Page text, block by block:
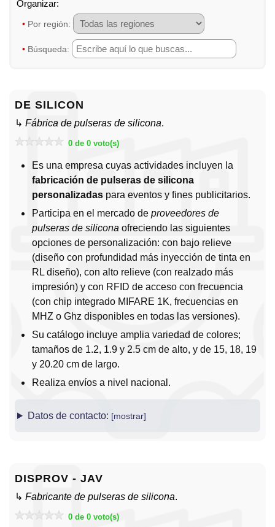
• Por región:
• Búsqueda:
DE SILICON
↳ Fábrica de pulseras de silicona.
0 de 0 voto(s)
Es una empresa cuyas actividades incluyen la
fabricación de pulseras de silicona
personalizadas para eventos y fines publicitarios.
Participa en el mercado de proveedores de
pulseras de silicona ofreciendo las siguientes
opciones de personalización: con bajo relieve
(diseño con profundidad más inyección de tinta en
RL diseño), con alto relieve (con realzado más
impresión) y con RFID de acceso con frecuencia
(con chip integrado MIFARE 1K, frecuencias en
MHZ o Ghz disponibles en todas las versiones).
Su catálogo incluye amplia variedad de colores;
tamaños de 1.2, 1.9 y 2.5 cm de alto, y de 15, 18, 19
y 20.20 cm de largo.
Realiza envíos a nivel nacional.
Datos de contacto:
DISPROV - JAV
↳ Fabricante de pulseras de silicona.
0 de 0 voto(s)